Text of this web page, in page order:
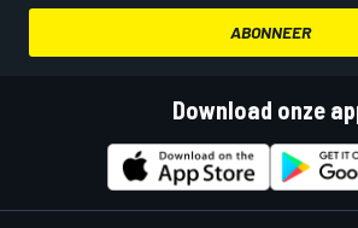
ABONNEER
Download onze